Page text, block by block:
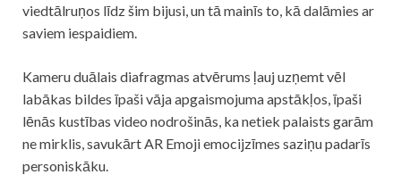
viedtālruņos līdz šim bijusi, un tā mainīs to, kā dalāmies ar
saviem iespaidiem.
Kameru duālais diafragmas atvērums ļauj uzņemt vēl
labākas bildes īpaši vāja apgaismojuma apstākļos, īpaši
lēnās kustības video nodrošinās, ka netiek palaists garām
ne mirklis, savukārt AR Emoji emocijzīmes saziņu padarīs
personiskāku.